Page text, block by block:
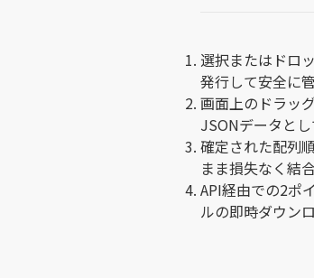
選択またはドロ
発行して安全に
画面上のドラッ
JSONデータとし
確定された配列
まま損失なく結
API経由での2ポ
ルの即時ダウン